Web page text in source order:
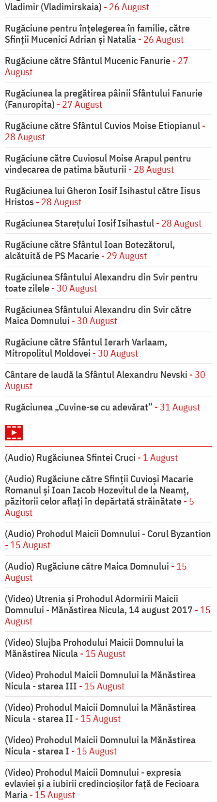
Vladimir (Vladimirskaia) - 26 August
Rugăciune pentru înţelegerea în familie, către
Sfinţii Mucenici Adrian şi Natalia- 26 August
Rugăciune către Sfântul Mucenic Fanurie- 27
August
Rugăciunea la pregătirea pâinii Sfântului Fanurie
(Fanuropita) - 27 August
Rugăciune către Sfântul Cuvios Moise Etiopianul-
28 August
Rugăciune către Cuviosul Moise Arapul pentru
vindecarea de patima băuturii - 28 August
Rugăciunea lui Gheron Iosif Isihastul către Iisus
Hristos - 28 August
Rugăciunea Starețului Iosif Isihastul- 28 August
Rugăciune către Sfântul Ioan Botezătorul,
alcătuită de PS Macarie- 29 August
Rugăciunea Sfântului Alexandru din Svir pentru
toate zilele- 30 August
Rugăciunea Sfântului Alexandru din Svir către
Maica Domnului - 30 August
Rugăciune către Sfântul Ierarh Varlaam,
Mitropolitul Moldovei - 30 August
Cântare de laudă la Sfântul Alexandru Nevski - 30
August
Rugăciunea „Cuvine-se cu adevărat” - 31 August
(Audio) Rugăciunea Sfintei Cruci - 1 August
(Audio) Rugăciune către Sfinții Cuvioși Macarie
Romanul și Ioan Iacob Hozevitul de la Neamț,
păzitorii celor aflați în depărtată străinătate- 5
August
(Audio) Prohodul Maicii Domnului - Corul Byzantion
- 15 August
(Audio) Rugăciune către Maica Domnului - 15
August
(Video) Utrenia și Prohodul Adormirii Maicii
Domnului - Mănăstirea Nicula, 14 august 2017 - 15
August
(Video) Slujba Prohodului Maicii Domnului la
Mănăstirea Nicula- 15 August
(Video) Prohodul Maicii Domnului la Mănăstirea
Nicula - starea III - 15 August
(Video) Prohodul Maicii Domnului la Mănăstirea
Nicula - starea II - 15 August
(Video) Prohodul Maicii Domnului la Mănăstirea
Nicula - starea I - 15 August
(Video) Prohodul Maicii Domnului - expresia
evlaviei și a iubirii credincioșilor față de Fecioara
Maria- 15 August